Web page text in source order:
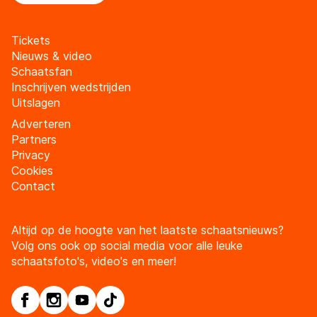
Tickets
Nieuws & video
Schaatsfan
Inschrijven wedstrijden
Uitslagen
Adverteren
Partners
Privacy
Cookies
Contact
Altijd op de hoogte van het laatste schaatsnieuws?
Volg ons ook op social media voor alle leuke
schaatsfoto's, video's en meer!